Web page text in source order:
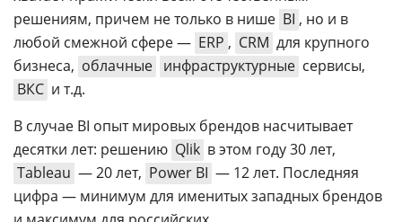
решениям, причем не только в нише BI , но и в
любой смежной сфере — ERP , CRM для крупного
бизнеса, облачные инфраструктурные сервисы,
ВКС и т.д.
В случае BI опыт мировых брендов насчитывает
десятки лет: решению Qlik в этом году 30 лет,
Tableau — 20 лет, Power BI — 12 лет. Последняя
цифра — минимум для именитых западных брендов